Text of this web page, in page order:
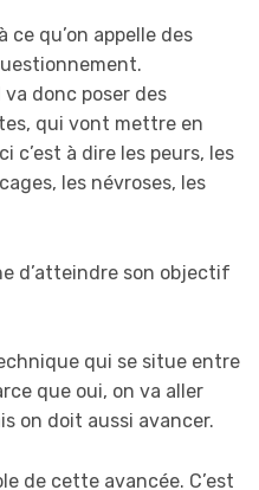
ce qu’on appelle des
donc poser des
qui vont mettre en
c’est à dire les peurs, les
les névroses, les
d’atteindre son objectif
qui se situe entre
que oui, on va aller
on doit aussi avancer.
de cette avancée. C’est